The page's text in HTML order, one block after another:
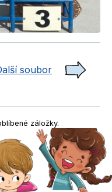
soubor
záložky.